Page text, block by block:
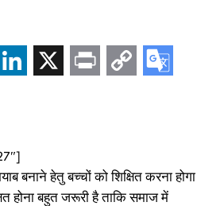
बनाने हेतु बच्चों को शिक्षित करना होगा
होना बहुत जरूरी है ताकि समाज में